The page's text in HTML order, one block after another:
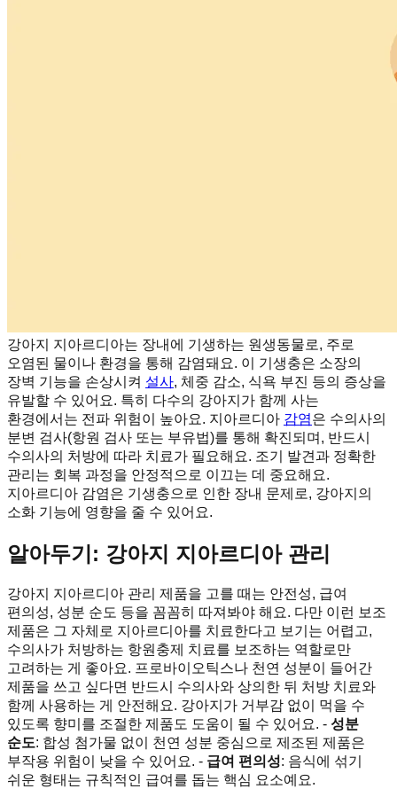
강아지 지아르디아는 장내에 기생하는 원생동물로, 주로
오염된 물이나 환경을 통해 감염돼요. 이 기생충은 소장의
장벽 기능을 손상시켜 설사, 체중 감소, 식욕 부진 등의 증상을
유발할 수 있어요. 특히 다수의 강아지가 함께 사는
환경에서는 전파 위험이 높아요. 지아르디아 감염은 수의사의
분변 검사(항원 검사 또는 부유법)를 통해 확진되며, 반드시
수의사의 처방에 따라 치료가 필요해요. 조기 발견과 정확한
관리는 회복 과정을 안정적으로 이끄는 데 중요해요.
지아르디아 감염은 기생충으로 인한 장내 문제로, 강아지의
소화 기능에 영향을 줄 수 있어요.
알아두기: 강아지 지아르디아 관리
강아지 지아르디아 관리 제품을 고를 때는 안전성, 급여
편의성, 성분 순도 등을 꼼꼼히 따져봐야 해요. 다만 이런 보조
제품은 그 자체로 지아르디아를 치료한다고 보기는 어렵고,
수의사가 처방하는 항원충제 치료를 보조하는 역할로만
고려하는 게 좋아요. 프로바이오틱스나 천연 성분이 들어간
제품을 쓰고 싶다면 반드시 수의사와 상의한 뒤 처방 치료와
함께 사용하는 게 안전해요. 강아지가 거부감 없이 먹을 수
있도록 향미를 조절한 제품도 도움이 될 수 있어요. - 성분
순도: 합성 첨가물 없이 천연 성분 중심으로 제조된 제품은
부작용 위험이 낮을 수 있어요. - 급여 편의성: 음식에 섞기
쉬운 형태는 규칙적인 급여를 돕는 핵심 요소예요.